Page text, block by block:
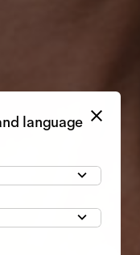
language